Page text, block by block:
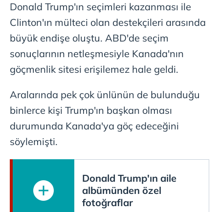
Donald Trump'ın seçimleri kazanması ile
Clinton'ın mülteci olan destekçileri arasında
büyük endişe oluştu. ABD'de seçim
sonuçlarının netleşmesiyle Kanada'nın
göçmenlik sitesi erişilemez hale geldi.
Aralarında pek çok ünlünün de bulunduğu
binlerce kişi Trump'ın başkan olması
durumunda Kanada'ya göç edeceğini
söylemişti.
Donald Trump'ın aile
albümünden özel
fotoğraflar